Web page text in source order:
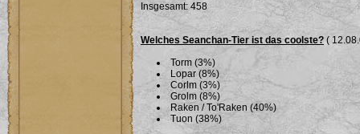
Insgesamt: 458
Welches Seanchan-Tier ist das coolste?(
Torm (3%)
Lopar (8%)
Corlm (3%)
Grolm (8%)
Raken / To'Raken (40%)
Tuon (38%)